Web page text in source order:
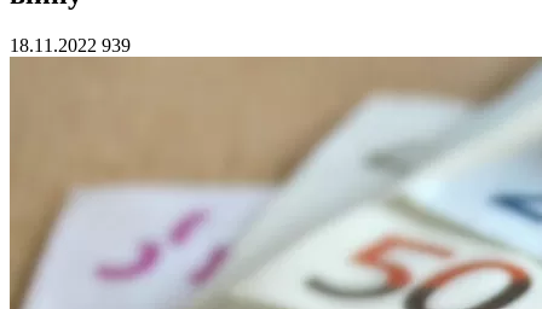
18.11.2022 939